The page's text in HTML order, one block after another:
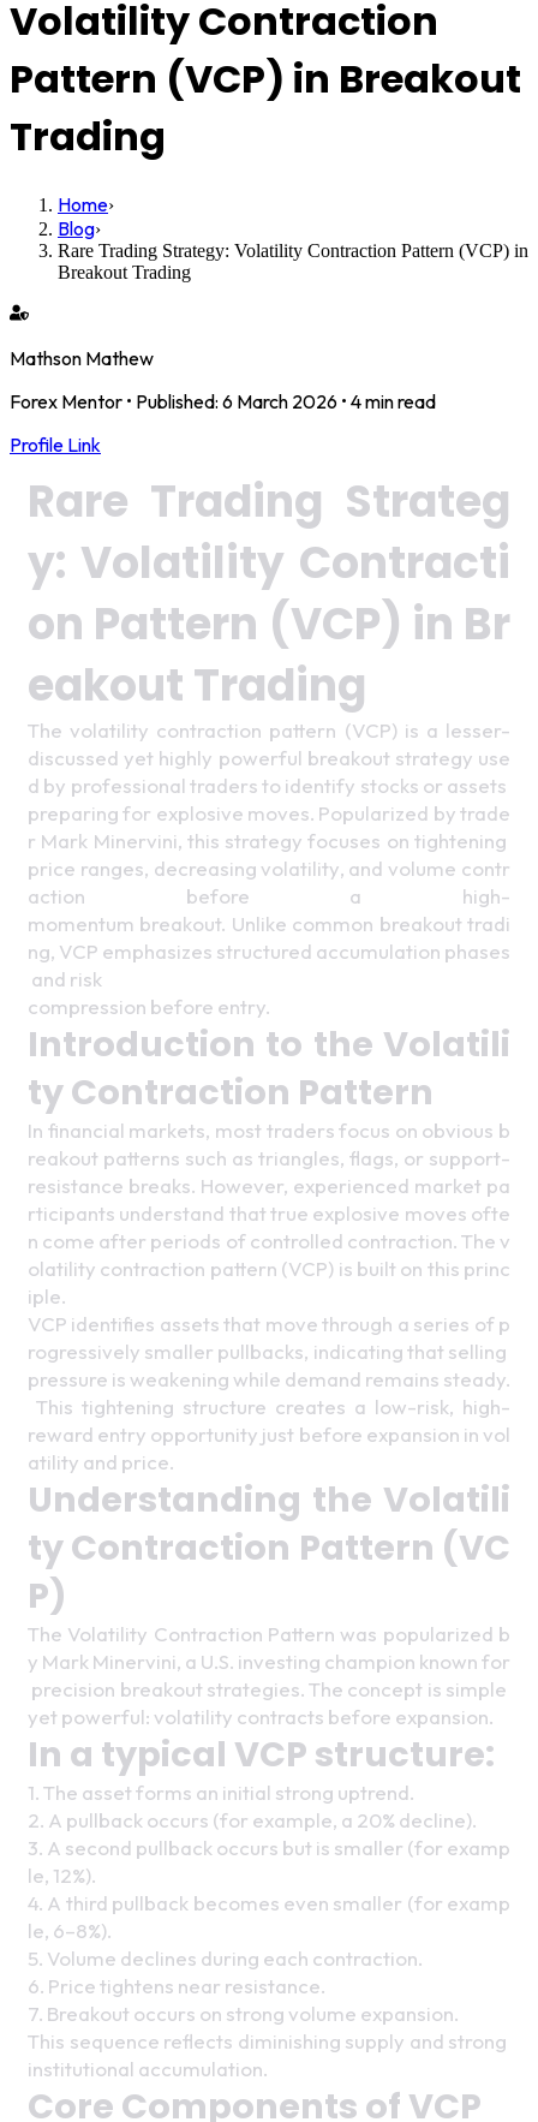
Volatility Contraction
Pattern (VCP) in Breakout
Trading
Home›
Blog›
Rare Trading Strategy: Volatility Contraction Pattern (VCP) in
Breakout Trading
Mathson Mathew
Forex Mentor • Published: 6 March 2026 • 4 min read
Profile Link
Rare Trading Strateg
y: Volatility Contracti
on Pattern (VCP) in Br
eakout Trading
The volatility contraction pattern (VCP) is a lesser-
discussed yet highly powerful breakout strategy use
d by professional traders to identify stocks or assets
preparing for explosive moves. Popularized by trade
r Mark Minervini, this strategy focuses on tightening
price ranges, decreasing volatility, and volume contr
action before a high-
momentum breakout. Unlike common breakout tradi
ng, VCP emphasizes structured accumulation phases
and risk
compression before entry.
Introduction to the Volatili
ty Contraction Pattern
In financial markets, most traders focus on obvious b
reakout patterns such as triangles, flags, or support-
resistance breaks. However, experienced market pa
rticipants understand that true explosive moves ofte
n come after periods of controlled contraction. The v
olatility contraction pattern (VCP) is built on this princ
iple.
VCP identifies assets that move through a series of p
rogressively smaller pullbacks, indicating that selling
pressure is weakening while demand remains steady.
This tightening structure creates a low-risk, high-
reward entry opportunity just before expansion in vol
atility and price.
Understanding the Volatili
ty Contraction Pattern (VC
P)
The Volatility Contraction Pattern was popularized b
y Mark Minervini, a U.S. investing champion known for
precision breakout strategies. The concept is simple
yet powerful: volatility contracts before expansion.
In a typical VCP structure:
1. The asset forms an initial strong uptrend.
2. A pullback occurs (for example, a 20% decline).
3. A second pullback occurs but is smaller (for examp
le, 12%).
4. A third pullback becomes even smaller (for examp
le, 6–8%).
5. Volume declines during each contraction.
6. Price tightens near resistance.
7. Breakout occurs on strong volume expansion.
This sequence reflects diminishing supply and strong
institutional accumulation.
Core Components of VCP